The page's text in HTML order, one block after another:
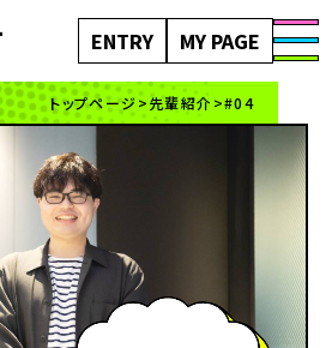
ENTRY MY PAGE
トップページ>先輩紹介 >#04